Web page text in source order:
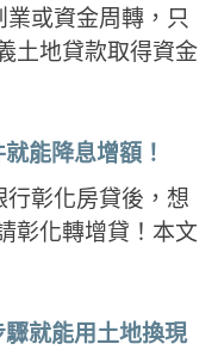
業或資金周轉，只
土地貸款取得資金
能降息增額！
行彰化房貸後，想
彰化轉增貸！本文
就能用土地換現